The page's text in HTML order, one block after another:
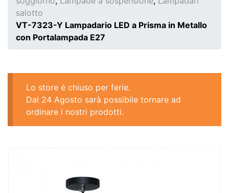
salotto
VT-7323-Y Lampadario LED a Prisma in Metallo
con Portalampada E27
Lo store è chiuso per ferie.
Dal 24 Agosto sarà possibile tornare ad
ordinare i nostri prodotti.